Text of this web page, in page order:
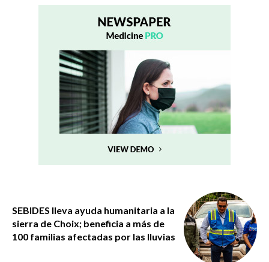
SEBIDES lleva ayuda humanitaria a la
sierra de Choix; beneficia a más de
100 familias afectadas por las lluvias